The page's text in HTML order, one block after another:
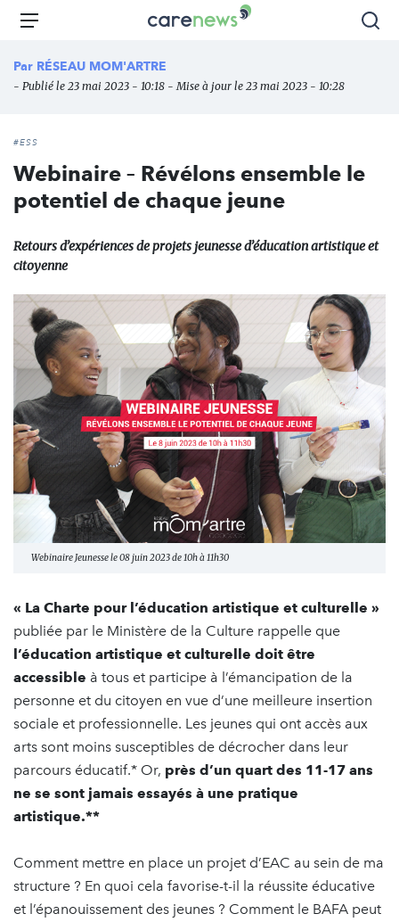
Aller
principal
Carenews,
média
des
Menu
Par RÉSEAU MOM'ARTRE
- Publié le 23 mai 2023 - 10:18 - Mise à jour le 23 mai 2023 - 10:28
#ESS
Webinaire – Révélons ensemble le
potentiel de chaque jeune
Retours d’expériences de projets jeunesse d’éducation artistique et
citoyenne
Webinaire Jeunesse le 08 juin 2023 de 10h à 11h30
« La Charte pour l’éducation artistique et culturelle »
publiée par le Ministère de la Culture rappelle que
l’éducation artistique et culturelle doit être
accessible à tous et participe à l’émancipation de la
personne et du citoyen en vue d’une meilleure insertion
sociale et professionnelle. Les jeunes qui ont accès aux
arts sont moins susceptibles de décrocher dans leur
parcours éducatif.* Or, près d’un quart des 11-17 ans
ne se sont jamais essayés à une pratique
artistique.**
Comment mettre en place un projet d’EAC au sein de ma
structure ? En quoi cela favorise-t-il la réussite éducative
et l’épanouissement des jeunes ? Comment le BAFA peut